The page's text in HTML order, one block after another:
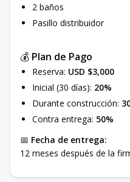
2 baños
Pasillo distribuidor
💰 Plan de Pago
Reserva: USD $3,000
Inicial (30 días): 20%
Durante construcción:
Contra entrega: 50%
📅 Fecha de entrega:
12 meses después de la